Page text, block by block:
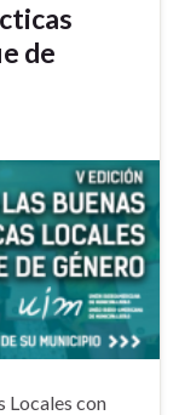
de
Locales con